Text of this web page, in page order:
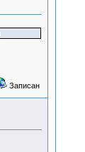
Записан